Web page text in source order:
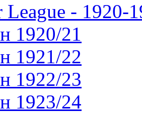
League - 1920-
1920/21
1921/22
1922/23
1923/24